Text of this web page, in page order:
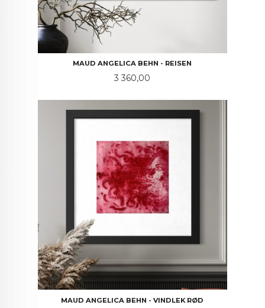
MAUD ANGELICA BEHN - REISEN
Pris
3 360,00
MAUD ANGELICA BEHN - VINDLEK RØD